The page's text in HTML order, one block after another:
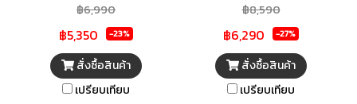
ทรงพลัง ประหยัดเวลา ผ้าแห้งเร็ว
ขึ้น หมดปัญหากลิ่นอับชื้น ถุงกรอง
ออกแบบพิเศษ ดักสิ่งสกปรกขณะ
ซักได้อย่างมีประสิทธิภาพ
฿6,990
฿5,350 -23%
สั่งซื้อสินค้า
เปรียบเทียบ
Storm ซักสะอาดหมดจด ผ้าไม่พัน
กัน ตัวถังขนาดใหญ่ 16 ก.ก. ดีไซน์
ใหม่ ทันสมัย ใช้งานง่าย Air Turbo
Drying System ปั่นหมาดทรง
พลัง ประหยัดเวลา ผ้าแห้งเร็วขึ้น
฿8,590
฿6,290 -27%
สั่งซื้อสินค้า
เปรียบเทียบ